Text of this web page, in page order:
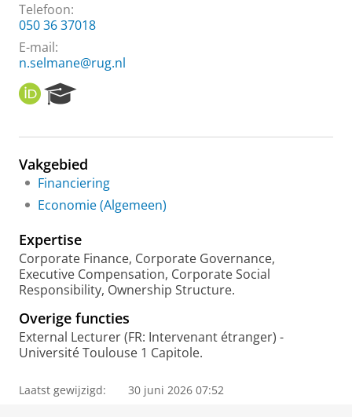
Telefoon:
050 36 37018
E-mail:
n.selmane@rug.nl
O
R
I
e
r
c
h
r
t
a
l
Vakgebied
Financiering
Economie (Algemeen)
Expertise
Corporate Finance, Corporate Governance,
Executive Compensation, Corporate Social
Responsibility, Ownership Structure.
Overige functies
External Lecturer (FR: Intervenant étranger) -
Université Toulouse 1 Capitole.
Laatst gewijzigd: 30 juni 2026 07:52